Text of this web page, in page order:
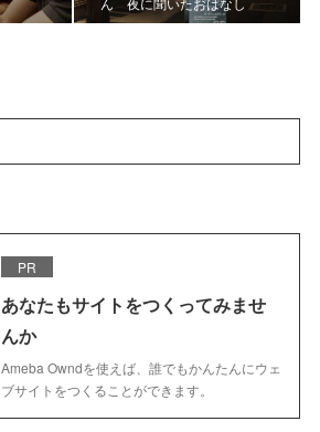
PR
あなたもサイトをつくってみませ
んか
Ameba Owndを使えば、誰でもかんたんにウェ
ブサイトをつくることができます。